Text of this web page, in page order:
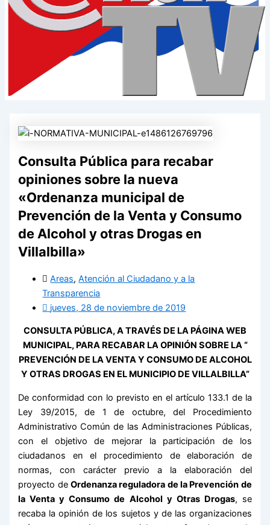
Consulta Pública para recabar
opiniones sobre la nueva
«Ordenanza municipal de
Prevención de la Venta y Consumo
de Alcohol y otras Drogas en
Villalbilla»
Areas,Atención al Ciudadano y a la
Transparencia
jueves, 28 de noviembre de 2019
CONSULTA PÚBLICA, A TRAVÉS DE LA PÁGINA WEB
MUNICIPAL, PARA RECABAR LA OPINIÓN SOBRE LA “
PREVENCIÓN DE LA VENTA Y CONSUMO DE ALCOHOL
Y OTRAS DROGAS EN EL MUNICIPIO DE VILLALBILLA”
De conformidad con lo previsto en el artículo 133.1 de la
Ley 39/2015, de 1 de octubre, del Procedimiento
Administrativo Común de las Administraciones Públicas,
con el objetivo de mejorar la participación de los
ciudadanos en el procedimiento de elaboración de
normas, con carácter previo a la elaboración del
proyecto deOrdenanza reguladora de la Prevención de
la Venta y Consumo de Alcohol y Otras Drogas, se
recaba la opinión de los sujetos y de las organizaciones